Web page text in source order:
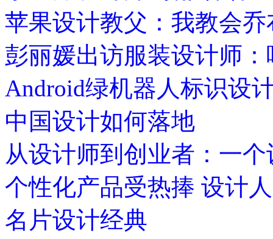
苹果设计教父：我教会
彭丽媛出访服装设计师
Android绿机器人标识设
中国设计如何落地
从设计师到创业者：一
个性化产品受热捧 设计
名片设计经典